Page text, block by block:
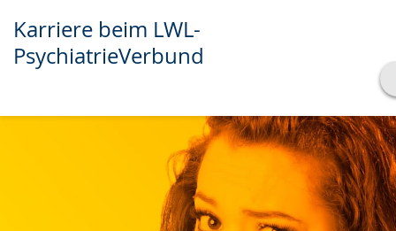
Karriere beim LWL-
PsychiatrieVerbund